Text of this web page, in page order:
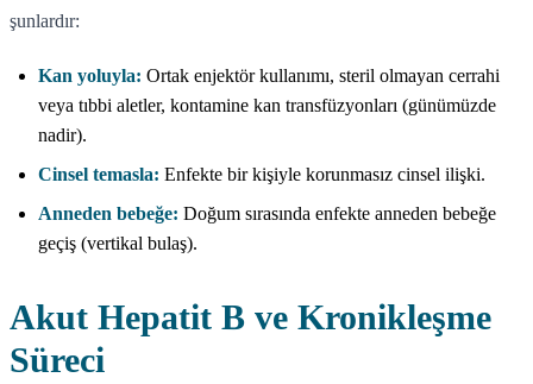
şunlardır:
Kan yoluyla: Ortak enjektör kullanımı, steril olmayan cerrahi
veya tıbbi aletler, kontamine kan transfüzyonları (günümüzde
nadir).
Cinsel temasla: Enfekte bir kişiyle korunmasız cinsel ilişki.
Anneden bebeğe: Doğum sırasında enfekte anneden bebeğe
geçiş (vertikal bulaş).
Akut Hepatit B ve Kronikleşme
Süreci